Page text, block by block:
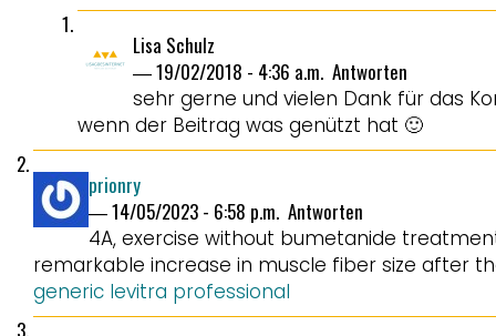
Lisa Schulz
―19/02/2018 - 4:36 a.m. Antworten
sehr gerne und vielen Dank für das
wenn der Beitrag was genützt hat 🙂
prionry
―14/05/2023 - 6:58 p.m. Antworten
4A, exercise without bumetanide
remarkable increase in muscle fiber size after
generic levitra professional